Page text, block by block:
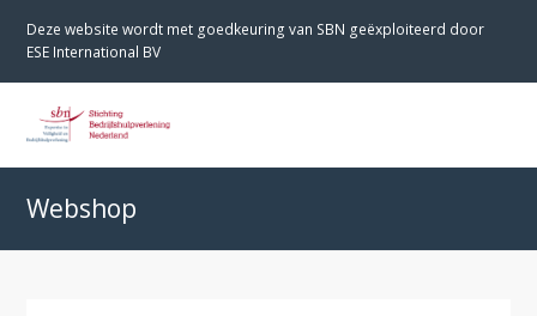
Deze website wordt met goedkeuring van SBN geëxploiteerd door
ESE International BV
Webshop